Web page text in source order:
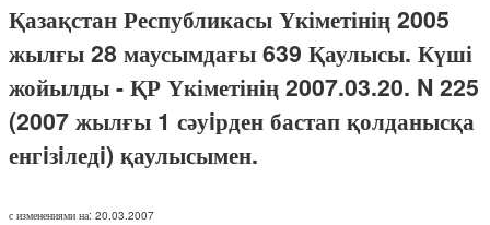
Қазақстан Республикасы Үкіметінің 2005
жылғы 28 маусымдағы 639 Қаулысы. Күші
жойылды - ҚР Үкіметінің 2007.03.20. N 225
(2007 жылғы 1 сәуiрден бастап қолданысқа
енгiзiледi) қаулысымен.
с изменениями на: 20.03.2007